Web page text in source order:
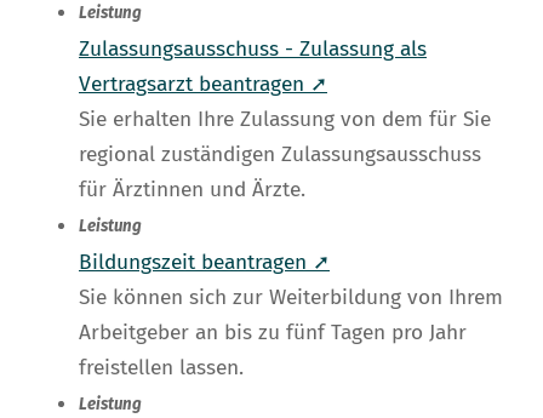
Leistung
Zulassungsausschuss - Zulassung als
Vertragsarzt beantragen ➚
Sie erhalten Ihre Zulassung von dem für Sie
regional zuständigen Zulassungsausschuss
für Ärztinnen und Ärzte.
Leistung
Bildungszeit beantragen ➚
Sie können sich zur Weiterbildung von Ihrem
Arbeitgeber an bis zu fünf Tagen pro Jahr
freistellen lassen.
Leistung